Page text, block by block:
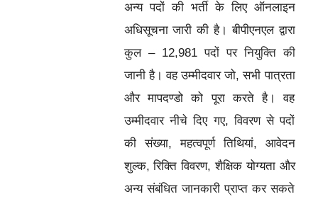
अन्य पदों की भर्ती के लिए ऑनलाइन
अधिसूचना जारी की है। बीपीएनएल द्वारा
कुल – 12,981 पदों पर नियुक्ति की
जानी है। वह उम्मीदवार जो, सभी पात्रता
और मापदण्डो को पूरा करते है। वह
उम्मीदवार नीचे दिए गए, विवरण से पदों
की संख्या, महत्वपूर्ण तिथियां, आवेदन
शुल्क, रिक्ति विवरण, शैक्षिक योग्यता और
अन्य संबंधित जानकारी प्राप्त कर सकते